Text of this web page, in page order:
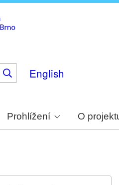
English
Prohlížení O